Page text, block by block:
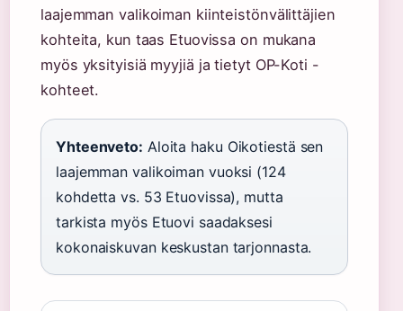
laajemman valikoiman kiinteistönvälittäjien
kohteita, kun taas Etuovissa on mukana
myös yksityisiä myyjiä ja tietyt OP-Koti -
kohteet.
Yhteenveto: Aloita haku Oikotiestä sen
laajemman valikoiman vuoksi (124
kohdetta vs. 53 Etuovissa), mutta
tarkista myös Etuovi saadaksesi
kokonaiskuvan keskustan tarjonnasta.